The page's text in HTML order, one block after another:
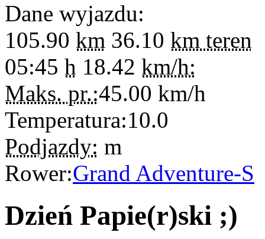
Dane wyjazdu:
105.90 km 36.10 km teren
05:45 h 18.42 km/h:
Maks. pr.:45.00 km/h
Temperatura:10.0
Podjazdy: m
Rower:Grand Adventure-S
Dzień Papie(r)ski ;)